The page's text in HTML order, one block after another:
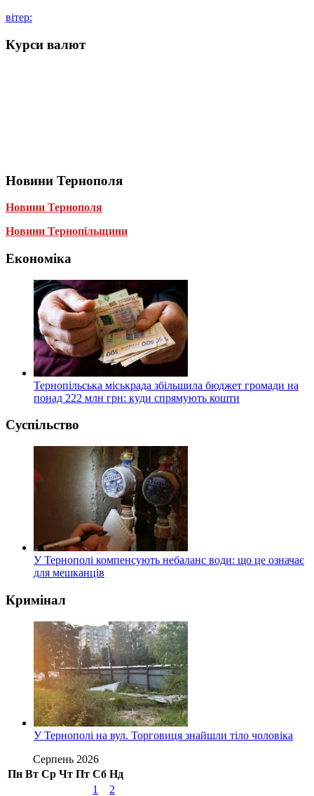
вітер:
Курси валют
Новини Тернополя
Новини Тернополя
Новини Тернопільщини
Економіка
Тернопільська міськрада збільшила бюджет громади на
понад 222 млн грн: куди спрямують кошти
Суспільство
У Тернополі компенсують небаланс води: що це означає
для мешканців
Кримінал
У Тернополі на вул. Торговиця знайшли тіло чоловіка
Серпень 2026
Пн Вт Ср Чт Пт Сб Нд
1
2